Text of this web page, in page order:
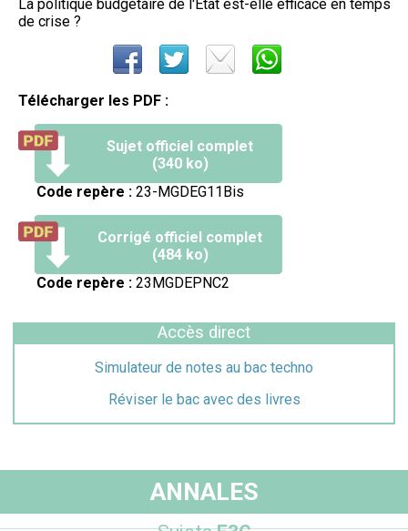
La politique budgétaire de l'État est-elle efficace en temps
de crise ?
Télécharger les PDF :
Sujet officiel complet
(340 ko)
Code repère : 23-MGDEG11Bis
Corrigé officiel complet
(484 ko)
Code repère : 23MGDEPNC2
Accès direct
Simulateur de notes au bac techno
Réviser le bac avec des livres
ANNALES